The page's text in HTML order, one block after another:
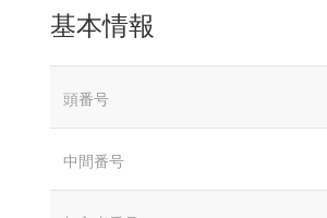
基本情報
頭番号
中間番号